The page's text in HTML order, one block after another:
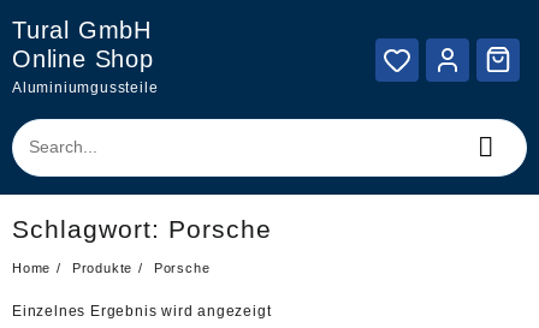
content
Tural GmbH
Online Shop
Aluminiumgussteile
Schlagwort: Porsche
Home Produkte Porsche
Einzelnes Ergebnis wird angezeigt